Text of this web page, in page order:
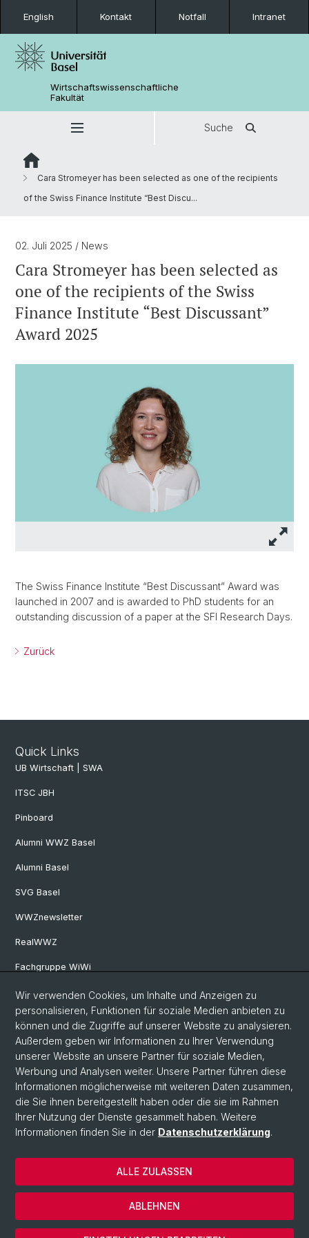
English Kontakt Notfall Intranet
Wirtschaftswissenschaftliche
Fakultät
Suche
Cara Stromeyer has been selected as one of the recipients
of the Swiss Finance Institute “Best Discu...
02. Juli 2025 / News
Cara Stromeyer has been selected as
one of the recipients of the Swiss
Finance Institute “Best Discussant”
Award 2025
The Swiss Finance Institute “Best Discussant” Award was
launched in 2007 and is awarded to PhD students for an
outstanding discussion of a paper at the SFI Research Days.
Zurück
Quick Links
UB Wirtschaft | SWA
ITSC JBH
Pinboard
Alumni WWZ Basel
Alumni Basel
SVG Basel
WWZnewsletter
RealWWZ
Fachgruppe WiWi
Social Media
LinkedIn
Youtube
WWZFaculty Blog
Wir verwenden Cookies, um Inhalte und Anzeigen zu
personalisieren, Funktionen für soziale Medien anbieten zu
können und die Zugriffe auf unserer Website zu analysieren.
Außerdem geben wir Informationen zu Ihrer Verwendung
unserer Website an unsere Partner für soziale Medien,
Werbung und Analysen weiter. Unsere Partner führen diese
Informationen möglicherweise mit weiteren Daten zusammen,
die Sie ihnen bereitgestellt haben oder die sie im Rahmen
Ihrer Nutzung der Dienste gesammelt haben. Weitere
Informationen finden Sie in der Datenschutzerklärung.
ABLEHNEN
ALLE ZULASSEN